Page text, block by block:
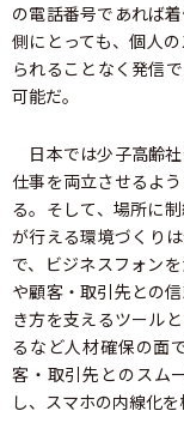
の電話番号であれば
側にとっても、個人
られることなく発信
可能だ。
日本では少子高齢
仕事を両立させるよ
る。そして、場所に
が行える環境づくり
で、ビジネスフォン
や顧客・取引先との
き方を支えるツール
るなど人材確保の面
客・取引先とのスム
し、スマホの内線化を